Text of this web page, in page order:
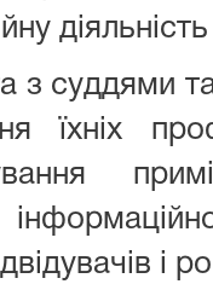
з суддями
їхніх
і